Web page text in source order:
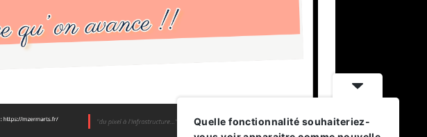
Quelle fonctionnalité souhaiteriez-